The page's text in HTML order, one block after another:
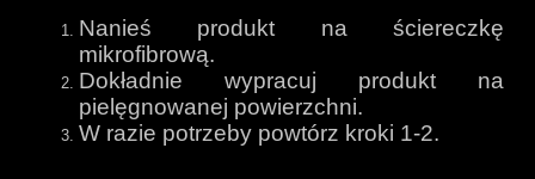
Nanieś produkt na ściereczkę
mikrofibrową.
Dokładnie wypracuj produkt na
pielęgnowanej powierzchni.
W razie potrzeby powtórz kroki 1-2.